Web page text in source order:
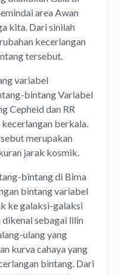
area Awan
kita. Dari sinilah
kecerlangan
tersebut.
variabel
bintang Variabel
Cepheid dan RR
berkala.
merupakan
jarak kosmik.
bintang di Bima
bintang variabel
ke galaksi-galaksi
dikenal sebagai lilin
ulang yang
kurva cahaya yang
bintang. Dari